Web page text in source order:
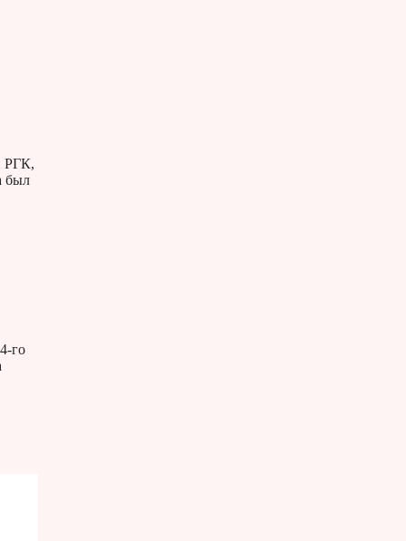
РГК,
был
го